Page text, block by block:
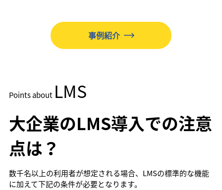
事例紹介
Points about LMS
大企業のLMS導入での注意
点は？
数千名以上の利用者が想定される場合、LMSの標準的な機能
に加えて下記の条件が必要となります。